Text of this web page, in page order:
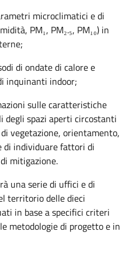
microclimatici e di
PM₁, PM₂.₅, PM₁₀) in
di ondate di calore e
inquinanti indoor;
sulle caratteristiche
degli spazi aperti circostanti
vegetazione, orientamento,
di individuare fattori di
mitigazione.
una serie di uffici e di
territorio delle dieci
in base a specifici criteri
metodologie di progetto e in